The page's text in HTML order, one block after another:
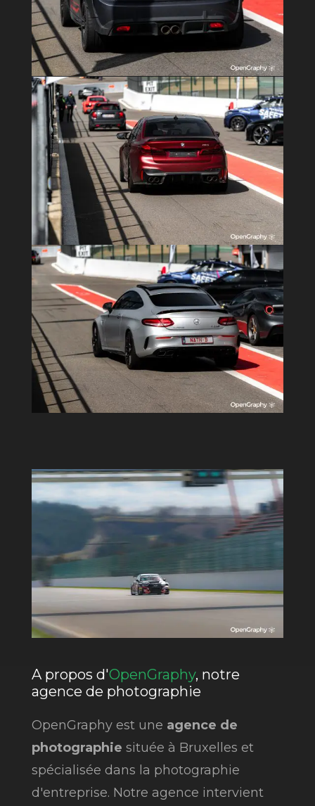
A propos d'OpenGraphy, notre
agence de photographie
OpenGraphy est une agence de
photographie située à Bruxelles et
spécialisée dans la photographie
d'entreprise. Notre agence intervient